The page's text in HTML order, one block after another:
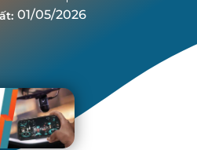
01/05/2026